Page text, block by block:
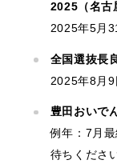
2025（名古
2025年5月
全国選抜長
2025年8月9
豊田おいで
例年：7月
待ちくださ